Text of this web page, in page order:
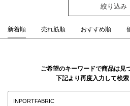
絞り込み
新着順 売れ筋順 おすすめ順
ご希望のキーワードで商品は見
下記より再度入力して検索